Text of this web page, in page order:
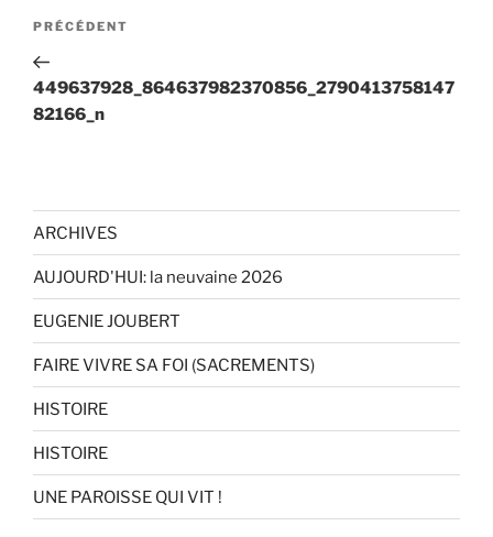
Navigation
l’article
Article
précédent
PRÉCÉDENT
449637928_864637982370856_2790413758147
82166_n
ARCHIVES
AUJOURD'HUI: la neuvaine 2026
EUGENIE JOUBERT
FAIRE VIVRE SA FOI (SACREMENTS)
HISTOIRE
HISTOIRE
UNE PAROISSE QUI VIT !